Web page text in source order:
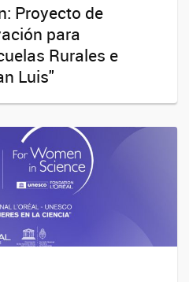
Proyecto de
para
Rurales e
Luis"